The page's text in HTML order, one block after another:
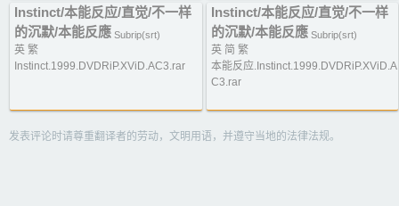
Instinct/本能反应/直觉/不一样
的沉默/本能反應 Subrip(srt)
英 繁
Instinct.1999.DVDRiP.XViD.AC3.rar
Instinct/本能反应/直觉/不一样
的沉默/本能反應 Subrip(srt)
英 简 繁
本能反应.Instinct.1999.DVDRiP.XViD.A
C3.rar
发表评论时请尊重翻译者的劳动，文明用语，并遵守当地的法律法规。